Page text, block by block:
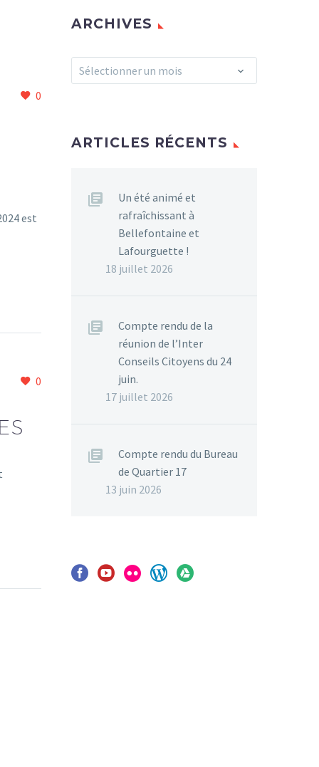
0
est
0
ARCHIVES
Archives
Sélectionner un mois
ARTICLES RÉCENTS
Un été animé et
rafraîchissant à
Bellefontaine et
Lafourguette !
18 juillet 2026
Compte rendu de la
réunion de l’Inter
Conseils Citoyens du 24
juin.
17 juillet 2026
Compte rendu du Bureau
de Quartier 17
13 juin 2026